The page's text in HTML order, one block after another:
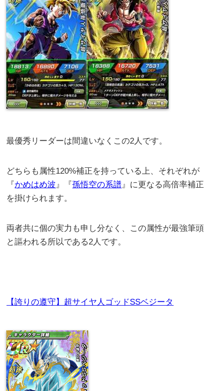
最優秀リーダーは間違いなくこの2人です。
どちらも属性120%補正を持っている上、それぞれが
『かめはめ波 』『孫悟空の系譜 』に更なる高倍率補正
を掛けられます。
両者共に個の実力も申し分なく、この属性が最強筆頭
と謳われる所以である2人です。
【誇りの遵守】超サイヤ人ゴッドSSベジータ